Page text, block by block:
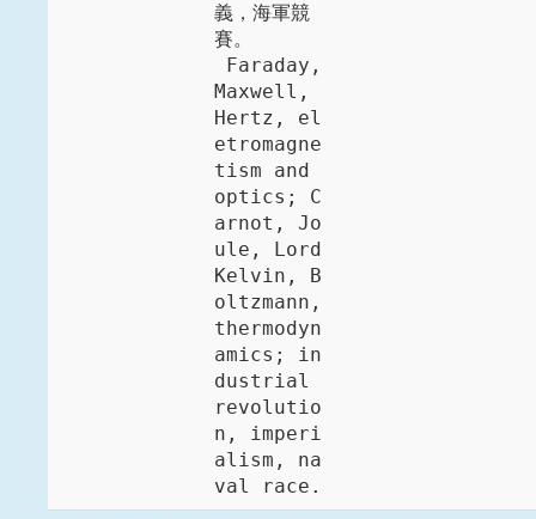
義，海軍競
賽。
Maxwell,
Hertz, el
etromagne
tism and
optics; C
arnot, Jo
ule, Lord
Kelvin, B
oltzmann,
thermodyn
amics; in
dustrial
revolutio
n, imperi
alism, na